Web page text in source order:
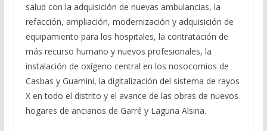
salud con la adquisición de nuevas ambulancias, la
refacción, ampliación, modernización y adquisición de
equipamiento para los hospitales, la contratación de
más recurso humano y nuevos profesionales, la
instalación de oxígeno central en los nosocomios de
Casbas y Guaminí, la digitalización del sistema de rayos
X en todo el distrito y el avance de las obras de nuevos
hogares de ancianos de Garré y Laguna Alsina.